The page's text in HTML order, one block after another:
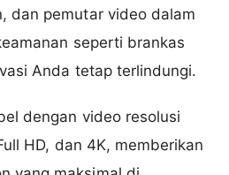
dan pemutar video dalam
seperti brankas
Anda tetap terlindungi.
dengan video resolusi
HD, dan 4K, memberikan